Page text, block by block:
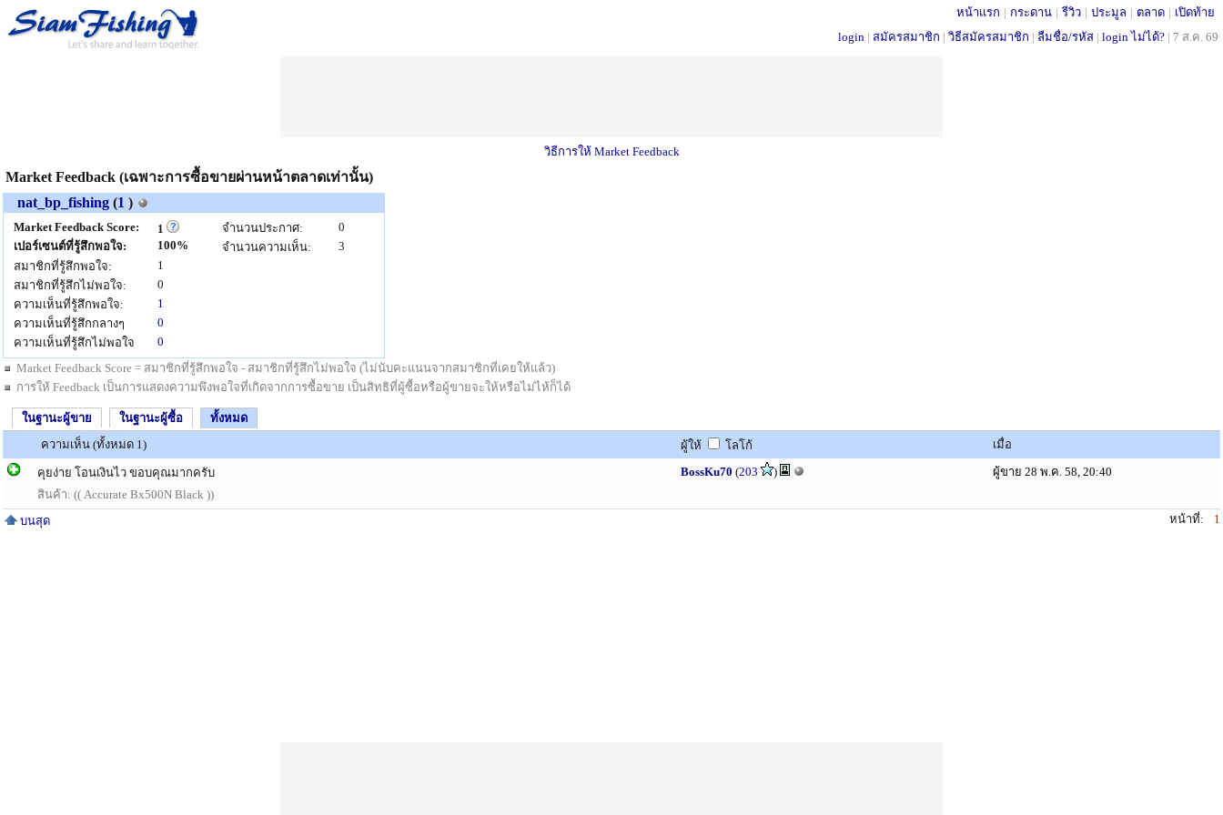
หน้าแรก | กระดาน | รีวิว | ประมูล | ตลาด | เปิดท้าย
login | สมัครสมาชิก | วิธีสมัครสมาชิก | ลืมชื่อ/รหัส | login ไม่ได้? | 7 ส.ค. 69
วิธีการให้ Market Feedback
Market Feedback (เฉพาะการซื้อขายผ่านหน้าตลาดเท่านั้น)
nat_bp_fishing (1 )
Market Feedback Score:
1
เปอร์เซนต์ที่รู้สึกพอใจ:
100%
สมาชิกที่รู้สึกพอใจ:
1
สมาชิกที่รู้สึกไม่พอใจ:
0
ความเห็นที่รู้สึกพอใจ:
1
ความเห็นที่รู้สึกกลางๆ
0
ความเห็นที่รู้สึกไม่พอใจ
0
จำนวนประกาศ:
0
จำนวนความเห็น:
3
Market Feedback Score = สมาชิกที่รู้สึกพอใจ - สมาชิกที่รู้สึกไม่พอใจ (ไม่นับคะแนนจากสมาชิกที่เคยให้แล้ว)
การให้ Feedback เป็นการแสดงความพึงพอใจที่เกิดจากการซื้อขาย เป็นสิทธิที่ผู้ซื้อหรือผู้ขายจะให้หรือไม่ไห้ก็ได้
ในฐานะผู้ขาย ในฐานะผู้ซื้อ
ทั้งหมด
ความเห็น (ทั้งหมด 1)
ผู้ให้ โลโก้ เมื่อ
คุยง่าย โอนเงินไว ขอบคุณมากครับ
สินค้า: (( Accurate Bx500N Black ))
BossKu70 (203 ) ผู้ขาย 28 พ.ค. 58, 20:40
บนสุด หน้าที่: 1